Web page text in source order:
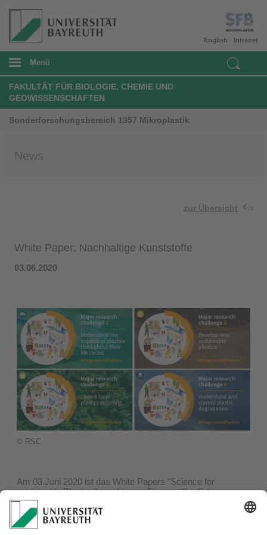
Intranet
English
Menü
FAKULTÄT FÜR BIOLOGIE, CHEMIE UND
GEOWISSENSCHAFTEN
Sonderforschungsbereich 1357 Mikroplastik
News
zur Übersicht
White Paper: Nachhaltige Kunststoffe
03.06.2020
© RSC
Am 03.Juni 2020 ist das White Papers "Science for
sustainable Plastics" erschienen. Dieses öffentliche
Dokument fasst die Ergebnisse des 8th Chemical Science
and Society Summit verständlich zusammen bei dem
Andreas Greiner zusammen mit Christian Laforsch die